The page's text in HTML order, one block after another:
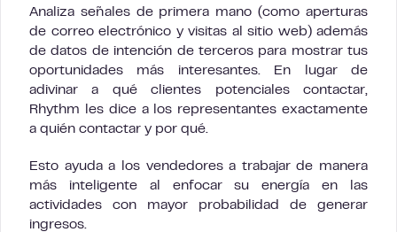
Analiza señales de primera mano (como aperturas
de correo electrónico y visitas al sitio web) además
de datos de intención de terceros para mostrar tus
oportunidades más interesantes. En lugar de
adivinar a qué clientes potenciales contactar,
Rhythm les dice a los representantes exactamente
a quién contactar y por qué.
Esto ayuda a los vendedores a trabajar de manera
más inteligente al enfocar su energía en las
actividades con mayor probabilidad de generar
ingresos.